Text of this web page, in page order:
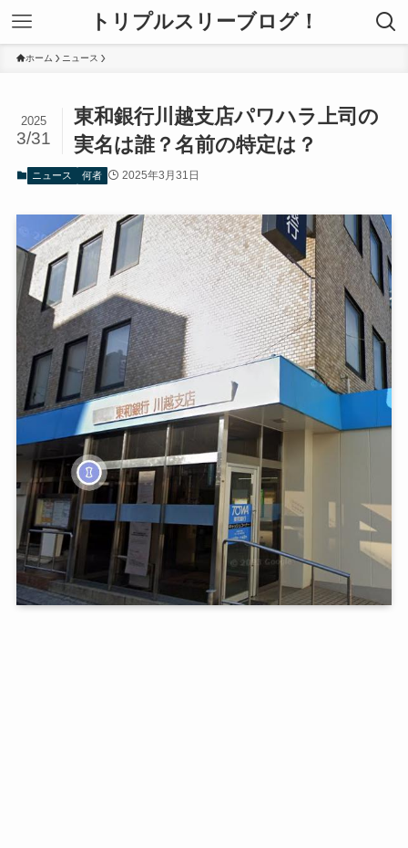
トリプルスリーブログ！
ホーム ニュース
東和銀行川越支店パワハラ上司の
実名は誰？名前の特定は？
2025
3/31
ニュース 何者 2025年3月31日